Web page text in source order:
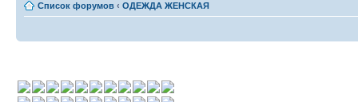
Список форумов ‹ ОДЕЖДА ЖЕНСКАЯ